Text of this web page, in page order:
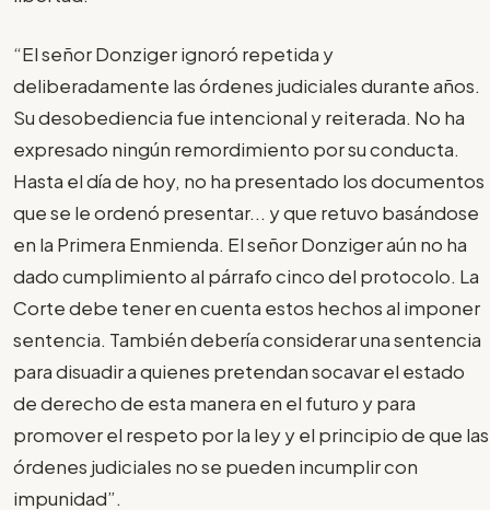
“El señor Donziger ignoró repetida y
deliberadamente las órdenes judiciales durante años.
Su desobediencia fue intencional y reiterada. No ha
expresado ningún remordimiento por su conducta.
Hasta el día de hoy, no ha presentado los documentos
que se le ordenó presentar... y que retuvo basándose
en la Primera Enmienda. El señor Donziger aún no ha
dado cumplimiento al párrafo cinco del protocolo. La
Corte debe tener en cuenta estos hechos al imponer
sentencia. También debería considerar una sentencia
para disuadir a quienes pretendan socavar el estado
de derecho de esta manera en el futuro y para
promover el respeto por la ley y el principio de que las
órdenes judiciales no se pueden incumplir con
impunidad”.